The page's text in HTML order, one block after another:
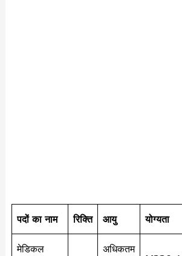
पदों का नाम रिक्ति आयु योग्यता
मेडिकल
अधिकतम